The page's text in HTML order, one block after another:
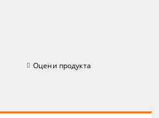
Оцени продукта